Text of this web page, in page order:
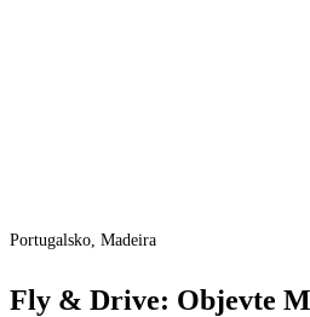
Portugalsko, Madeira
Fly & Drive: Objevte